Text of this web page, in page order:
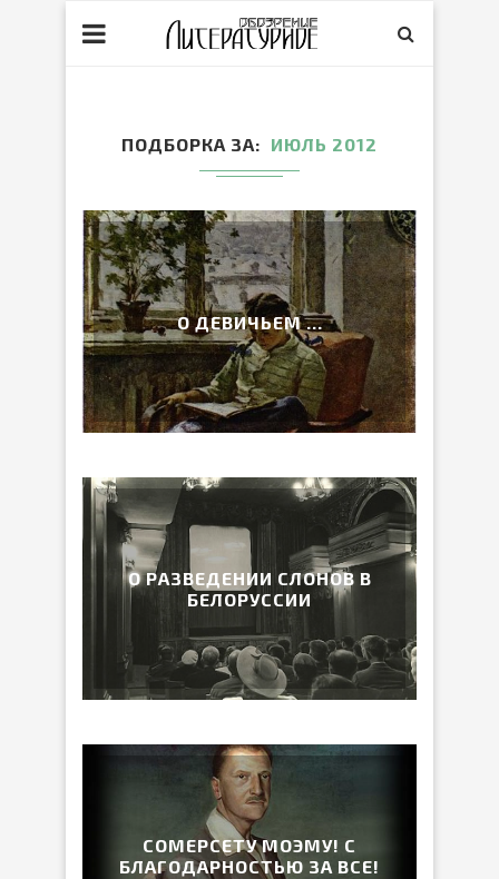
ПОДБОРКА ЗА ИЮЛЬ 2012
О ДЕВИЧЬЕМ …
О РАЗВЕДЕНИИ СЛОНОВ В
БЕЛОРУССИИ
СОМЕРСЕТУ МОЭМУ! С
БЛАГОДАРНОСТЬЮ ЗА ВСЕ!